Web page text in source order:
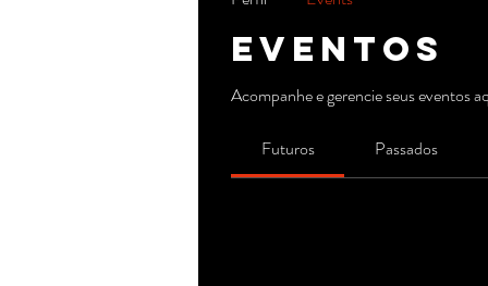
Eventos
Acompanhe e gerencie seus eventos
Futuros Passados